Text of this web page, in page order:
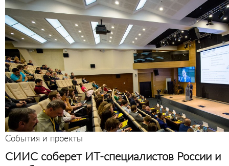
События и проекты
СИИС соберет ИТ-специалистов России и